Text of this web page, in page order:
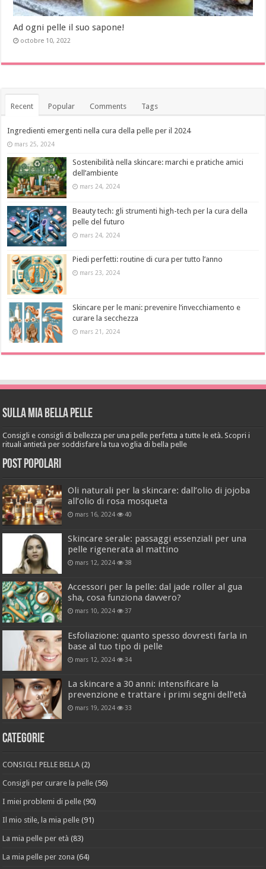
Ad ogni pelle il suo sapone!
octobre 10, 2022
Recent Popular Comments Tags
Ingredienti emergenti nella cura della pelle per il 2024
mars 25, 2024
Sostenibilità nella skincare: marchi e pratiche amici
dell’ambiente
mars 24, 2024
Beauty tech: gli strumenti high-tech per la cura della
pelle del futuro
mars 24, 2024
Piedi perfetti: routine di cura per tutto l’anno
mars 23, 2024
Skincare per le mani: prevenire l’invecchiamento e
curare la secchezza
mars 21, 2024
Sulla mia bella pelle
Consigli e consigli di bellezza per una pelle perfetta a tutte le età. Scopri i
rituali antietà per soddisfare la tua voglia di bella pelle
Post popolari
Oli naturali per la skincare: dall’olio di jojoba
all’olio di rosa mosqueta
mars 16, 2024 40
Skincare serale: passaggi essenziali per una
pelle rigenerata al mattino
mars 12, 2024 38
Accessori per la pelle: dal jade roller al gua
sha, cosa funziona davvero?
mars 10, 2024 37
Esfoliazione: quanto spesso dovresti farla in
base al tuo tipo di pelle
mars 12, 2024 34
La skincare a 30 anni: intensificare la
prevenzione e trattare i primi segni dell’età
mars 19, 2024 33
Categorie
CONSIGLI PELLE BELLA (2)
Consigli per curare la pelle (56)
I miei problemi di pelle (90)
Il mio stile, la mia pelle (91)
La mia pelle per età (83)
La mia pelle per zona (64)